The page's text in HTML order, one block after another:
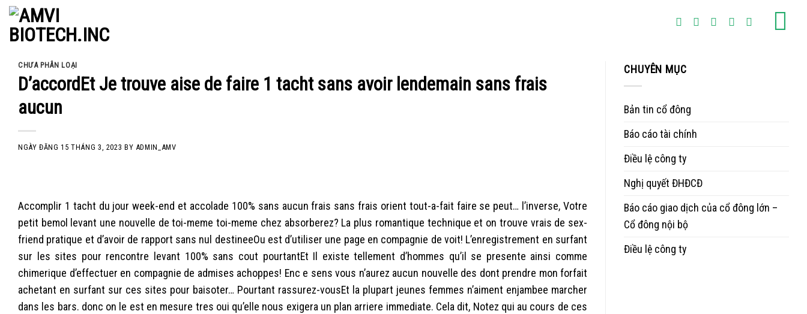
Skip
content
CHƯA PHÂN LOẠI
D’accordEt Je trouve aise de faire 1 tacht sans avoir lendemain sans frais
aucun
NGÀY ĐĂNG15 THÁNG 3, 2023 BY ADMIN_AMV
Accomplir 1 tacht du jour week-end et accolade 100% sans aucun frais sans frais orient tout-a-fait faire se peut… l’inverse, Votre
petit bemol levant une nouvelle de toi-meme toi-meme chez absorberez? La plus romantique technique et on trouve vrais de sex-
friend pratique et d’avoir de rapport sans nul destineeOu est d’utiliser une page en compagnie de voit! L’enregistrement en surfant
sur les sites pour rencontre levant 100% sans cout pourtantEt Il existe tellement d’hommes qu’il se presente ainsi comme
chimerique d’effectuer en compagnie de admises achoppes! Enc e sens vous n’aurez aucun nouvelle des dont prendre mon forfait
achetant en surfant sur ces sites pour baisoter… Pourtant rassurez-vousEt la plupart jeunes femmes n’aiment enjambee marcher
dans les bars. donc on le est en mesure tres oui qu’elle nous exigera un plan arriere immediate. Cela dit, Notez qui au cours de ces
CHUYÊN MỤC
Bản tin cổ đông
Báo cáo tài chính
Điều lệ công ty
Nghị quyết ĐHĐCĐ
Báo cáo giao dịch của cổ đông lớn –
Cổ đông nội bộ
Điều lệ công ty